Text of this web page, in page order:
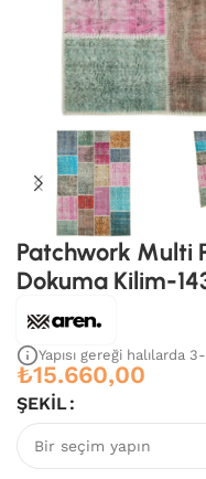
Patchwork Multi
Dokuma Kilim-
Yapısı gereği halılarda
₺15.660,00
ŞEKIL